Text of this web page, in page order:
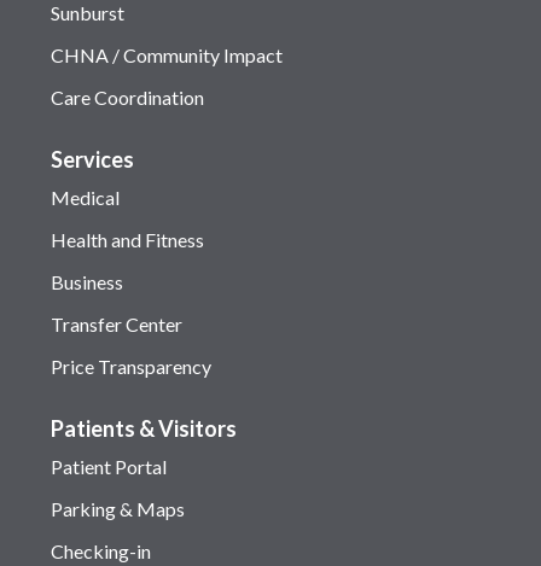
Sunburst
CHNA / Community Impact
Care Coordination
Services
Medical
Health and Fitness
Business
Transfer Center
Price Transparency
Patients & Visitors
Patient Portal
Parking & Maps
Checking-in